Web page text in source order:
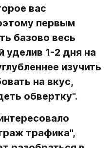
вас
первым
базово весь
уделив 1-2 дня на
изучить
на вкус,
обвертку".
трафика",